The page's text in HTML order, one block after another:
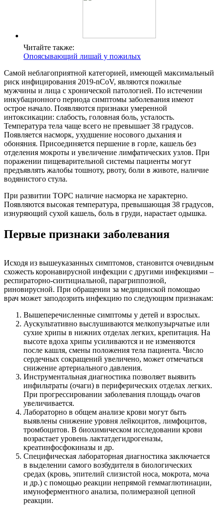
Читайте также:
Опоясывающий лишай у пожилых
Самой неблагоприятной категорией, имеющей максимальный
риск инфицирования 2019-nCoV, являются пожилые
мужчины и лица с хронической патологией. По истечении
инкубационного периода симптомы заболевания имеют
острое начало. Появляются признаки умеренной
интоксикации: слабость, головная боль, усталость.
Температура тела чаще всего не превышает 38 градусов.
Появляется насморк, ухудшение носового дыхания и
обоняния. Присоединяется першение в горле, кашель без
отделения мокроты и увеличение лимфатических узлов. При
поражении пищеварительной системы пациенты могут
предъявлять жалобы тошноту, рвоту, боли в животе, наличие
водянистого стула.
При развитии ТОРС наличие насморка не характерно.
Появляются высокая температура, превышающая 38 градусов,
изнуряющий сухой кашель, боль в груди, нарастает одышка.
Первые признаки заболевания
Исходя из вышеуказанных симптомов, становится очевидным
схожесть коронавирусной инфекции с другими инфекциями –
респираторно-синтициальной, парагриппозной,
риновирусной. При обращении за медицинской помощью
врач может заподозрить инфекцию по следующим признакам:
Вышеперечисленные симптомы у детей и взрослых.
Аускультативно выслушиваются мелкопузырчатые или
сухие хрипы в нижних отделах легких, крепитация. На
высоте вдоха хрипы усиливаются и не изменяются
после кашля, смены положения тела пациента. Число
сердечных сокращений увеличено, может отмечаться
снижение артериального давления.
Инструментальная диагностика позволяет выявить
инфильтраты (очаги) в периферических отделах легких.
При прогрессировании заболевания площадь очагов
увеличивается.
Лабораторно в общем анализе крови могут быть
выявлены снижение уровня лейкоцитов, лимфоцитов,
тромбоцитов. В биохимическом исследовании крови
возрастает уровень лактатдегидрогеназы,
креатинфосфокиназы и др.
Специфическая лабораторная диагностика заключается
в выделении самого возбудителя в биологических
средах (кровь, эпителий слизистой носа, мокрота, моча
и др.) с помощью реакции непрямой геммаглютинации,
имуноферментного анализа, полимеразной цепной
реакции.